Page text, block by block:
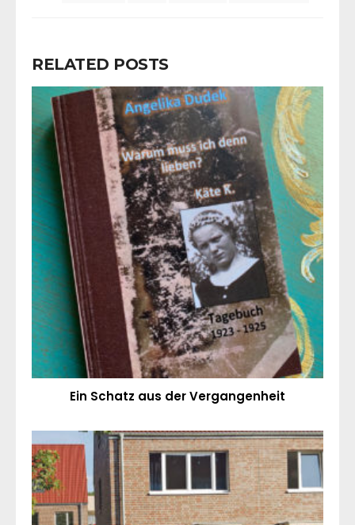
RELATED POSTS
Ein Schatz aus der Vergangenheit